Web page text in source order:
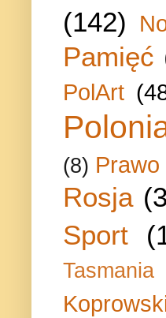
(142)
Pamięć
PolArt
(8) Prawo
Rosja
Sport
Tasmania